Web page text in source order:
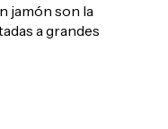
jamón son la
a grandes